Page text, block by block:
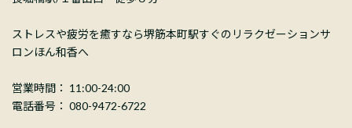
ストレスや疲労を癒すなら堺筋本町駅すぐのリラクゼーションサ
ロンほん和香へ
営業時間： 11:00-24:00
電話番号： 080-9472-6722